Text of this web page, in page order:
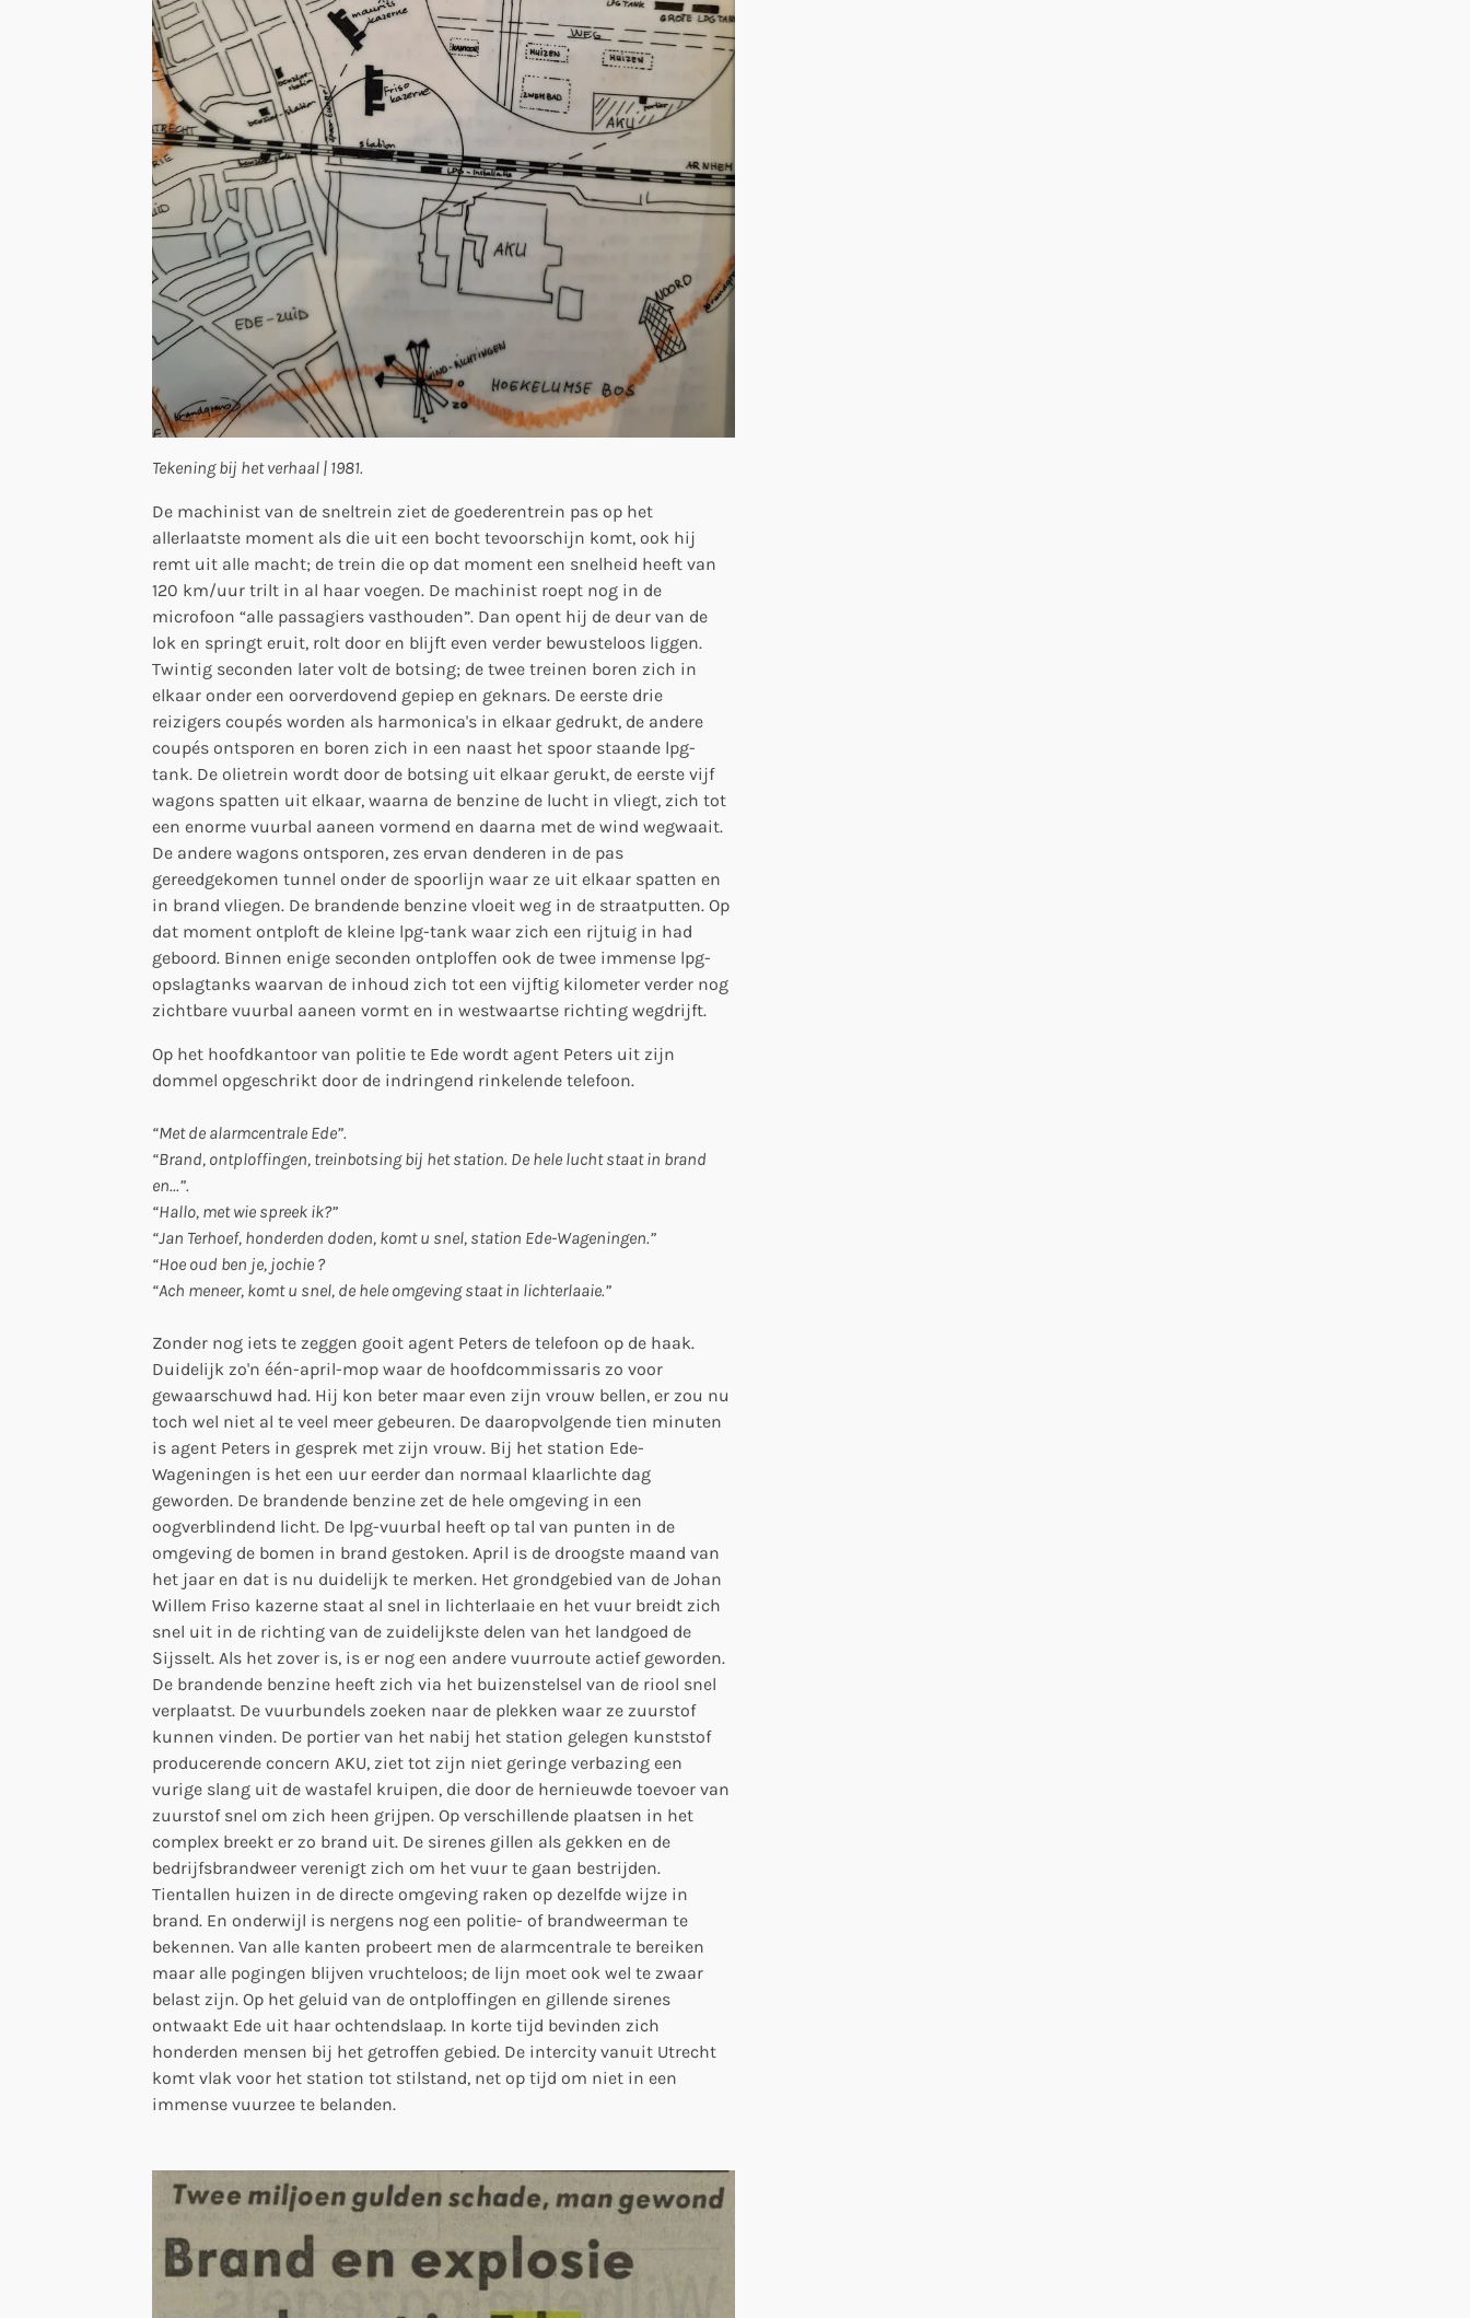
Tekening bij het verhaal | 1981.
De machinist van de sneltrein ziet de goederentrein pas op het
allerlaatste moment als die uit een bocht tevoorschijn komt, ook hij
remt uit alle macht; de trein die op dat moment een snelheid heeft van
120 km/uur trilt in al haar voegen. De machinist roept nog in de
microfoon “alle passagiers vasthouden”. Dan opent hij de deur van de
lok en springt eruit, rolt door en blijft even verder bewusteloos liggen.
Twintig seconden later volt de botsing; de twee treinen boren zich in
elkaar onder een oorverdovend gepiep en geknars. De eerste drie
reizigers coupés worden als harmonica's in elkaar gedrukt, de andere
coupés ontsporen en boren zich in een naast het spoor staande lpg-
tank. De olietrein wordt door de botsing uit elkaar gerukt, de eerste vijf
wagons spatten uit elkaar, waarna de benzine de lucht in vliegt, zich tot
een enorme vuurbal aaneen vormend en daarna met de wind wegwaait.
De andere wagons ontsporen, zes ervan denderen in de pas
gereedgekomen tunnel onder de spoorlijn waar ze uit elkaar spatten en
in brand vliegen. De brandende benzine vloeit weg in de straatputten. Op
dat moment ontploft de kleine lpg-tank waar zich een rijtuig in had
geboord. Binnen enige seconden ontploffen ook de twee immense lpg-
opslagtanks waarvan de inhoud zich tot een vijftig kilometer verder nog
zichtbare vuurbal aaneen vormt en in westwaartse richting wegdrijft.
Op het hoofdkantoor van politie te Ede wordt agent Peters uit zijn
dommel opgeschrikt door de indringend rinkelende telefoon.
“Met de alarmcentrale Ede”.
“Brand, ontploffingen, treinbotsing bij het station. De hele lucht staat in brand
en...”.
“Hallo, met wie spreek ik?”
“Jan Terhoef, honderden doden, komt u snel, station Ede-Wageningen.”
“Hoe oud ben je, jochie ?
“Ach meneer, komt u snel, de hele omgeving staat in lichterlaaie.”
Zonder nog iets te zeggen gooit agent Peters de telefoon op de haak.
Duidelijk zo'n één-april-mop waar de hoofdcommissaris zo voor
gewaarschuwd had. Hij kon beter maar even zijn vrouw bellen, er zou nu
toch wel niet al te veel meer gebeuren. De daaropvolgende tien minuten
is agent Peters in gesprek met zijn vrouw. Bij het station Ede-
Wageningen is het een uur eerder dan normaal klaarlichte dag
geworden. De brandende benzine zet de hele omgeving in een
oogverblindend licht. De lpg-vuurbal heeft op tal van punten in de
omgeving de bomen in brand gestoken. April is de droogste maand van
het jaar en dat is nu duidelijk te merken. Het grondgebied van de Johan
Willem Friso kazerne staat al snel in lichterlaaie en het vuur breidt zich
snel uit in de richting van de zuidelijkste delen van het landgoed de
Sijsselt. Als het zover is, is er nog een andere vuurroute actief geworden.
De brandende benzine heeft zich via het buizenstelsel van de riool snel
verplaatst. De vuurbundels zoeken naar de plekken waar ze zuurstof
kunnen vinden. De portier van het nabij het station gelegen kunststof
producerende concern AKU, ziet tot zijn niet geringe verbazing een
vurige slang uit de wastafel kruipen, die door de hernieuwde toevoer van
zuurstof snel om zich heen grijpen. Op verschillende plaatsen in het
complex breekt er zo brand uit. De sirenes gillen als gekken en de
bedrijfsbrandweer verenigt zich om het vuur te gaan bestrijden.
Tientallen huizen in de directe omgeving raken op dezelfde wijze in
brand. En onderwijl is nergens nog een politie- of brandweerman te
bekennen. Van alle kanten probeert men de alarmcentrale te bereiken
maar alle pogingen blijven vruchteloos; de lijn moet ook wel te zwaar
belast zijn. Op het geluid van de ontploffingen en gillende sirenes
ontwaakt Ede uit haar ochtendslaap. In korte tijd bevinden zich
honderden mensen bij het getroffen gebied. De intercity vanuit Utrecht
komt vlak voor het station tot stilstand, net op tijd om niet in een
immense vuurzee te belanden.